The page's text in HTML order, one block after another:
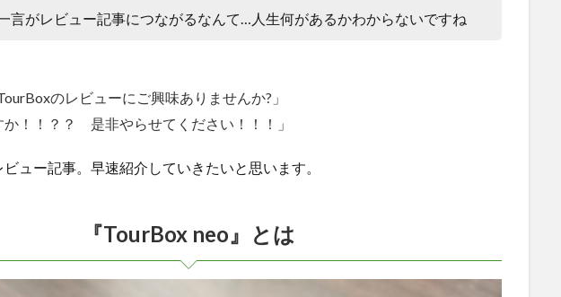
言がレビュー記事につながるなんて…人生何があるかわからないですね
のレビューにご興味ありませんか?」
か！！？？ 是非やらせてください！！！」
ュー記事。早速紹介していきたいと思います。
『TourBox neo』とは